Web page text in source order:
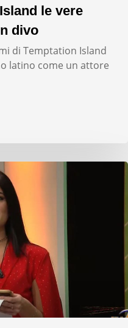
le vere
divo
di Temptation Island
latino come un attore